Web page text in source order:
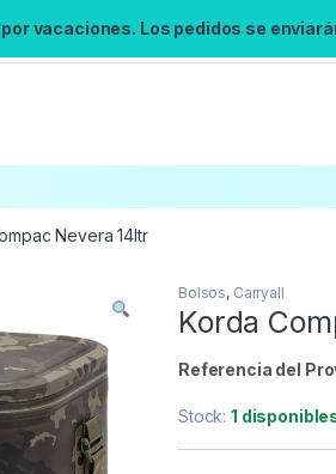
vacaciones. Los pedidos se
no disponible
el widget de búsqueda.
Inténtalo de nuevo.
Reintentar
Nevera 14ltr
Bolsos, Carryall
Korda
Referencia del
Stock:1